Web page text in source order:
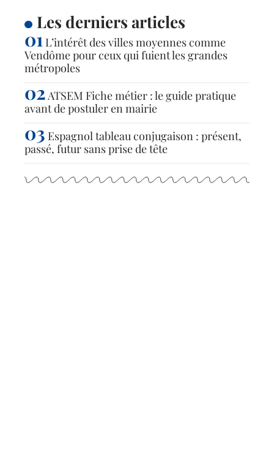
Les derniers articles
L’intérêt des villes moyennes comme
Vendôme pour ceux qui fuient les grandes
métropoles
ATSEM Fiche métier : le guide pratique
avant de postuler en mairie
Espagnol tableau conjugaison : présent,
passé, futur sans prise de tête